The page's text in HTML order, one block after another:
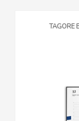
TAGORE